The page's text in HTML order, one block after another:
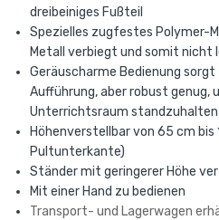
dreibeiniges Fußteil
Spezielles zugfestes Polymer-
Metall verbiegt und somit nicht
Geräuscharme Bedienung
Aufführung, aber robust genug,
Unterrichtsraum standzuhalten
Höhenverstellbar von 65 cm bis
Pultunterkante)
Ständer mit geringerer Höhe
Mit einer Hand zu bedienen
Transport- und Lagerwagen